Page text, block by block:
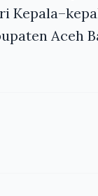
Aceh